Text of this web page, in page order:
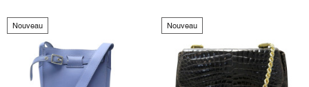
Nouveau Nouveau